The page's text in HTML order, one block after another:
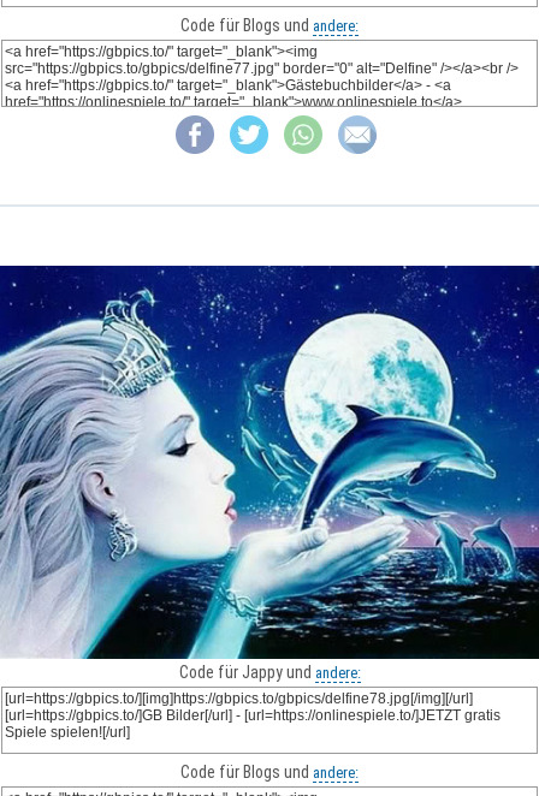
Code für Blogs und andere:
Code für Jappy und andere:
Code für Blogs und andere: